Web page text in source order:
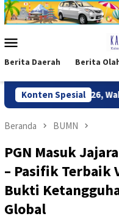
Loncat
ke
Mobile
Berita Daerah Berita
Konten Spesial
Jangan Cuma
Beranda BUMN
PGN Masuk
– Pasifik Terbaik
Bukti
Global